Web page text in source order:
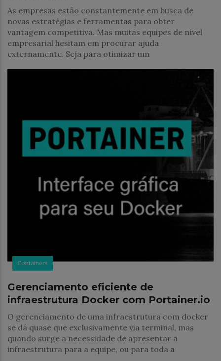
As empresas estão constantemente em busca de
novas estratégias e ferramentas para obter
vantagem competitiva. Mas muitas equipes de nível
empresarial hesitam em procurar ajuda
externamente. Seja para otimizar um
Containers
Gerenciamento eficiente de
infraestrutura Docker com Portainer.io
O gerenciamento de uma infraestrutura com docker
se dá quase que exclusivamente via terminal, mas
quando surge a necessidade de apresentar a
infraestrutura para a equipe, ou para toda a